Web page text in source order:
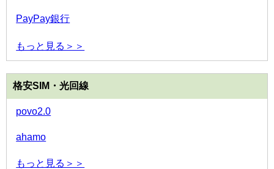
PayPay銀行
もっと見る＞＞
格安SIM・光回線
povo2.0
ahamo
もっと見る＞＞